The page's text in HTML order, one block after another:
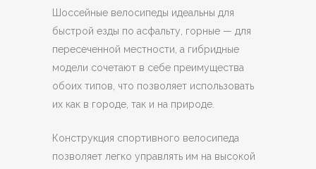
Шоссейные велосипеды идеальны для
быстрой езды по асфальту, горные — для
пересеченной местности, а гибридные
модели сочетают в себе преимущества
обоих типов, что позволяет использовать
их как в городе, так и на природе.
Конструкция спортивного велосипеда
позволяет легко управлять им на высокой